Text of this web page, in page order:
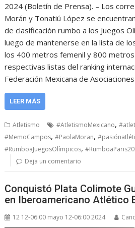
2024 (Boletín de Prensa). – Los
Morán y Tonatiú López se
de clasificación rumbo a los Juegos
luego de mantenerse en la lista de
los 400 metros femenil y 800
respectivas listas del ranking
Federación Mexicana de
LEER MÁS
Atletismo #AtletismoMexicano,
#MemoCampos,#PaolaMoran,
#RumboaJuegosOlímpicos,
Deja un comentario
Conquistó Plata Colimote
en Iberoamericano Atlético
12 12-06:00 mayo 12-06:00 2024